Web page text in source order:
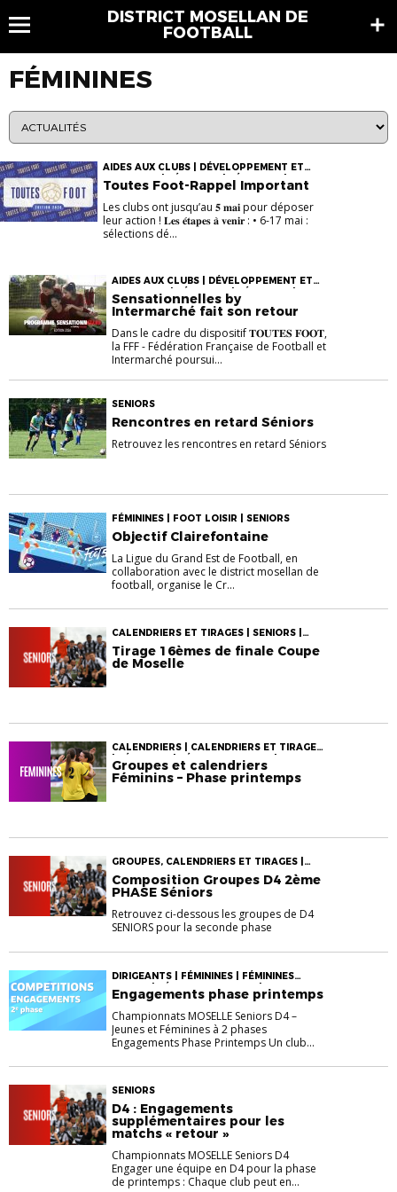
DISTRICT MOSELLAN DE
FOOTBALL
FÉMININES
AIDES AUX CLUBS | DÉVELOPPEMENT ET
ANIMATION | FÉMININES | FÉMININES |
PROJETS ET OPÉRATIONS | VIE DES CLUBS
Toutes Foot-Rappel Important
Les clubs ont jusqu’au 𝟓 𝐦𝐚𝐢 pour déposer
leur action ! 𝐋𝐞𝐬 𝐞́𝐭𝐚𝐩𝐞𝐬 𝐚̀ 𝐯𝐞𝐧𝐢𝐫 : • 6-17 mai :
sélections dé...
AIDES AUX CLUBS | DÉVELOPPEMENT ET
ANIMATION | FÉMININES | FÉMININES |
PROJETS ET OPÉRATIONS | VIE DES CLUBS
Sensationnelles by
Intermarché fait son retour
Dans le cadre du dispositif 𝐓𝐎𝐔𝐓𝐄𝐒 𝐅𝐎𝐎𝐓,
la FFF - Fédération Française de Football et
Intermarché poursui...
SENIORS
Rencontres en retard Séniors
Retrouvez les rencontres en retard Séniors
FÉMININES | FOOT LOISIR | SENIORS
Objectif Clairefontaine
La Ligue du Grand Est de Football, en
collaboration avec le district mosellan de
football, organise le Cr...
CALENDRIERS ET TIRAGES | SENIORS |
TIRAGES
Tirage 16èmes de finale Coupe
de Moselle
CALENDRIERS | CALENDRIERS ET TIRAGES
| FÉMININES | FÉMININES JEUNES |
FÉMININES SENIORS
Groupes et calendriers
Féminins – Phase printemps
GROUPES, CALENDRIERS ET TIRAGES |
SENIORS
Composition Groupes D4 2ème
PHASE Séniors
Retrouvez ci-dessous les groupes de D4
SENIORS pour la seconde phase
DIRIGEANTS | FÉMININES | FÉMININES
JEUNES | FÉMININES SENIORS | GROUPES,
CALENDRIERS ET TIRAGES |
INFORMATIONS GÉNÉRALES
Engagements phase printemps
Championnats MOSELLE Seniors D4 –
Jeunes et Féminines à 2 phases
Engagements Phase Printemps Un club...
SENIORS
D4 : Engagements
supplémentaires pour les
matchs « retour »
Championnats MOSELLE Seniors D4
Engager une équipe en D4 pour la phase
de printemps : Chaque club peut en...